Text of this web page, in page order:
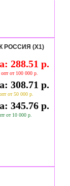
РОССИЯ (Х1)
288.51 р.
от 100 000 р.
308.71 р.
от 50 000 р.
345.76 р.
от 10 000 р.